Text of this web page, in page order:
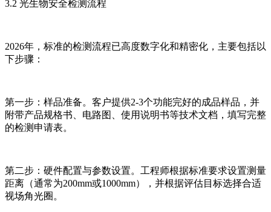
3.2 光生物安全检测流程
2026年，标准的检测流程已高度数字化和精密化，主要包括以
下步骤：
第一步：样品准备。客户提供2-3个功能完好的成品样品，并
附带产品规格书、电路图、使用说明书等技术文档，填写完整
的检测申请表。
第二步：硬件配置与参数设置。工程师根据标准要求设置测量
距离（通常为200mm或1000mm），并根据评估目标选择合适
视场角光圈。